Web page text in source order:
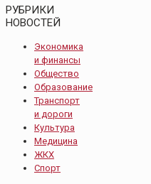
РУБРИКИ
НОВОСТЕЙ
Экономика
и финансы
Общество
Образование
Транспорт
и дороги
Культура
Медицина
ЖКХ
Спорт